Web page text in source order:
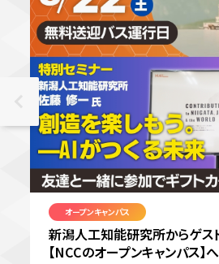
オープンキャンパス
新潟人工知能研究所からゲス
【NCCのオープンキャンパス】